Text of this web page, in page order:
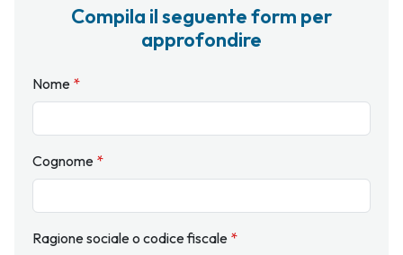
Compila il seguente form per
approfondire
Nome *
Cognome *
Ragione sociale o codice fiscale *